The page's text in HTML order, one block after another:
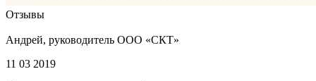
Отзывы
Андрей, руководитель ООО «СКТ»
11 03 2019